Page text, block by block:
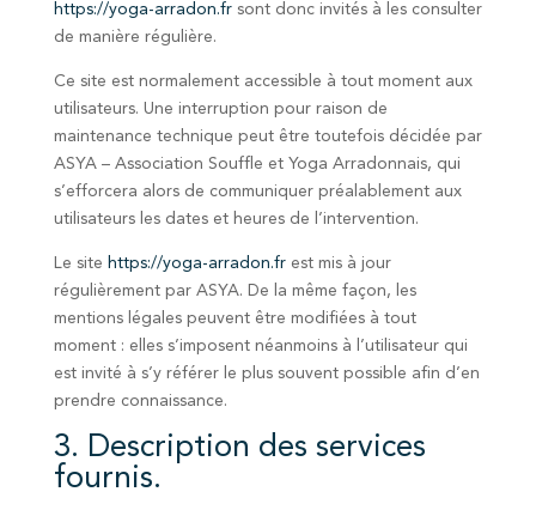
https://yoga-arradon.frsont donc invités à les consulter
de manière régulière.
Ce site est normalement accessible à tout moment aux
utilisateurs. Une interruption pour raison de
maintenance technique peut être toutefois décidée par
ASYA – Association Souffle et Yoga Arradonnais, qui
s’efforcera alors de communiquer préalablement aux
utilisateurs les dates et heures de l’intervention.
Le site https://yoga-arradon.frest mis à jour
régulièrement par ASYA. De la même façon, les
mentions légales peuvent être modifiées à tout
moment : elles s’imposent néanmoins à l’utilisateur qui
est invité à s’y référer le plus souvent possible afin d’en
prendre connaissance.
3. Description des services
fournis.